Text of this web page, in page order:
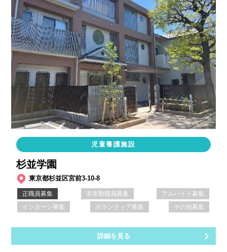
児童養護施設
杉並学園
東京都杉並区宮前3-10-8
正職員募集 非常勤職員募集
アルバイト募集
インターン募集
ボランティア募集 その他募集
詳細を見る